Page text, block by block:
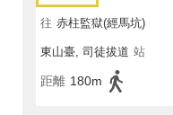
往 赤柱監獄(經馬坑)
東山臺, 司徒拔道 站
距離 180m